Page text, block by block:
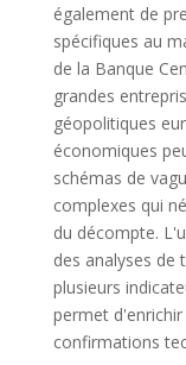
également de
spécifiques au
de la Banque
grandes
géopolitiques
économiques
schémas de
complexes qui
du décompte.
des analyses de
plusieurs
permet
confirmations